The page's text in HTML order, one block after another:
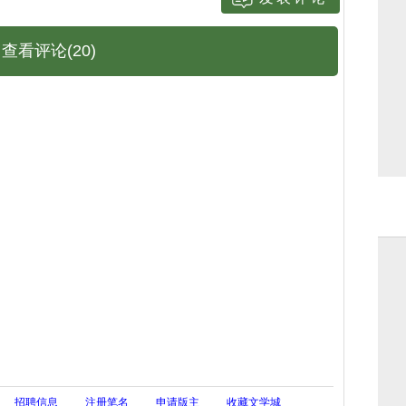
查看评论(20)
招聘信息 注册笔名 申请版主 收藏文学城